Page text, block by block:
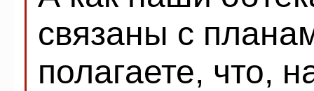
связаны с
полагаете, что,